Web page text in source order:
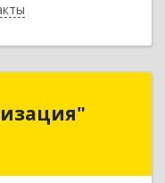
Биробиджан г,